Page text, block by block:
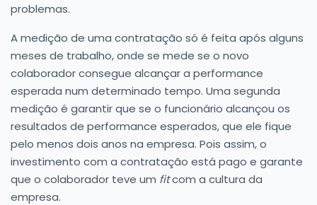
problemas.
A medição de uma contratação só é feita após alguns
meses de trabalho, onde se mede se o novo
colaborador consegue alcançar a performance
esperada num determinado tempo. Uma segunda
medição é garantir que se o funcionário alcançou os
resultados de performance esperados, que ele fique
pelo menos dois anos na empresa. Pois assim, o
investimento com a contratação está pago e garante
que o colaborador teve um fitcom a cultura da
empresa.